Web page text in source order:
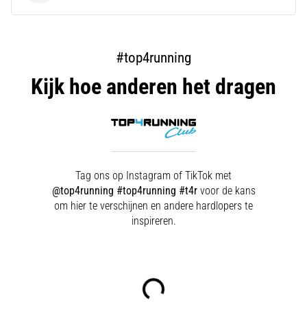
#top4running
Kijk hoe anderen het dragen
Tag ons op Instagram of TikTok met
@top4running #top4running #t4rvoor de kans
om hier te verschijnen en andere hardlopers te
inspireren.